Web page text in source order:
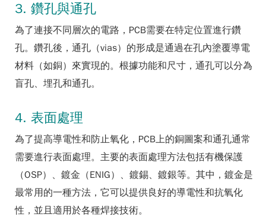
3. 鑽孔與通孔
為了連接不同層次的電路，PCB需要在特定位置進行鑽
孔。鑽孔後，通孔（vias）的形成是通過在孔內塗覆導電
材料（如銅）來實現的。根據功能和尺寸，通孔可以分為
盲孔、埋孔和通孔。
4. 表面處理
為了提高導電性和防止氧化，PCB上的銅圖案和通孔通常
需要進行表面處理。主要的表面處理方法包括有機保護
（OSP）、鍍金（ENIG）、鍍錫、鍍銀等。其中，鍍金是
最常用的一種方法，它可以提供良好的導電性和抗氧化
性，並且適用於各種焊接技術。